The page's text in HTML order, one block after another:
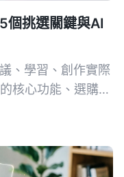
個挑選關鍵與AI
、學習、創作實際
核心功能、選購要